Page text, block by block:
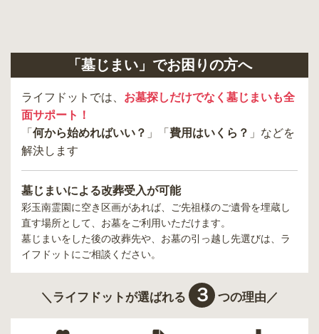
「墓じまい」でお困りの方へ
ライフドットでは、 お墓探しだけでなく墓じまいも全
面サポート！
「 何から始めればいい？ 」「 費用はいくら？ 」などを
解決します
墓じまいによる改葬受入が可能
彩玉南霊園に空き区画があれば、ご先祖様のご遺骨を埋蔵し
直す場所として、お墓をご利用いただけます。
墓じまいをした後の改葬先や、お墓の引っ越し先選びは、ラ
イフドットにご相談ください。
＼ライフドットが選ばれる ３ つの理由／